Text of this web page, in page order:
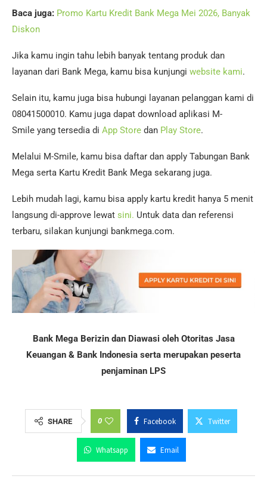
Baca juga: Promo Kartu Kredit Bank Mega Mei 2026, Banyak
Diskon
Jika kamu ingin tahu lebih banyak tentang produk dan
layanan dari Bank Mega, kamu bisa kunjungi website kami.
Selain itu, kamu juga bisa hubungi layanan pelanggan kami di
08041500010. Kamu juga dapat download aplikasi M-
Smile yang tersedia di App Store dan Play Store.
Melalui M-Smile, kamu bisa daftar dan apply Tabungan Bank
Mega serta Kartu Kredit Bank Mega sekarang juga.
Lebih mudah lagi, kamu bisa apply kartu kredit hanya 5 menit
langsung di-approve lewat sini. Untuk data dan referensi
terbaru, silakan kunjungi bankmega.com.
Bank Mega Berizin dan Diawasi oleh Otoritas Jasa
Keuangan & Bank Indonesia serta merupakan peserta
penjaminan LPS
SHARE 0 Facebook Twitter
Whatsapp Email